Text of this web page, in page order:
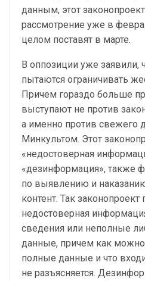
данным, этот
рассмотрение уже в
целом поставят в марте.
В оппозиции уже заявили,
пытаются ограничивать
Причем гораздо больше
выступают не против
а именно против свежего
Минкультом. Этот
«недостоверная
«дезинформация», также
по выявлению и
контент. Так
недостоверная
сведения или неполные
данные, причем как
полные данные и что
не разъясняется.